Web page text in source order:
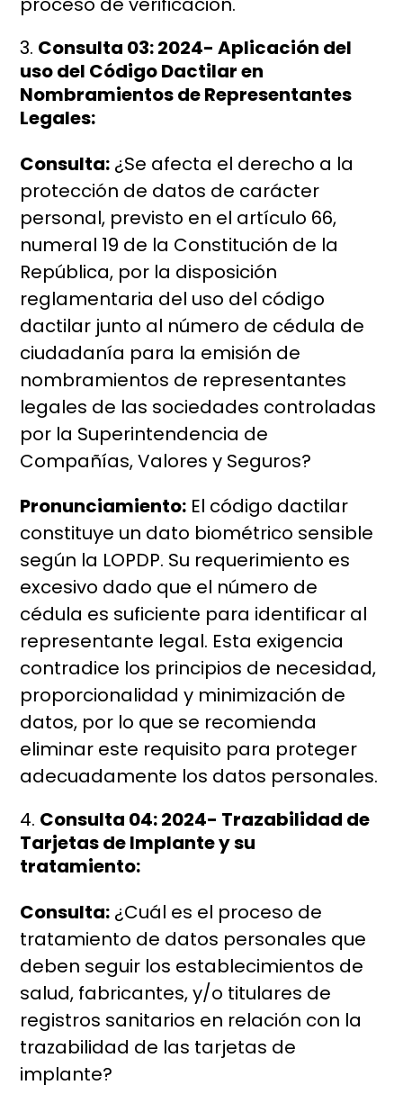
Consulta 03: 2024- Aplicación del
uso del Código Dactilar en
Nombramientos de Representantes
Legales:
Consulta: ¿Se afecta el derecho a la
protección de datos de carácter
personal, previsto en el artículo 66,
numeral 19 de la Constitución de la
República, por la disposición
reglamentaria del uso del código
dactilar junto al número de cédula de
ciudadanía para la emisión de
nombramientos de representantes
legales de las sociedades controladas
por la Superintendencia de
Compañías, Valores y Seguros?
Pronunciamiento: El código dactilar
constituye un dato biométrico sensible
según la LOPDP. Su requerimiento es
excesivo dado que el número de
cédula es suficiente para identificar al
representante legal. Esta exigencia
contradice los principios de necesidad,
proporcionalidad y minimización de
datos, por lo que se recomienda
eliminar este requisito para proteger
adecuadamente los datos personales.
Consulta 04: 2024- Trazabilidad de
Tarjetas de Implante y su
tratamiento:
Consulta: ¿Cuál es el proceso de
tratamiento de datos personales que
deben seguir los establecimientos de
salud, fabricantes, y/o titulares de
registros sanitarios en relación con la
trazabilidad de las tarjetas de
implante?